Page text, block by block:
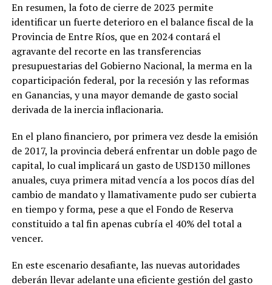
En resumen, la foto de cierre de 2023 permite
identificar un fuerte deterioro en el balance fiscal de la
Provincia de Entre Ríos, que en 2024 contará el
agravante del recorte en las transferencias
presupuestarias del Gobierno Nacional, la merma en la
coparticipación federal, por la recesión y las reformas
en Ganancias, y una mayor demande de gasto social
derivada de la inercia inflacionaria.
En el plano financiero, por primera vez desde la emisión
de 2017, la provincia deberá enfrentar un doble pago de
capital, lo cual implicará un gasto de USD130 millones
anuales, cuya primera mitad vencía a los pocos días del
cambio de mandato y llamativamente pudo ser cubierta
en tiempo y forma, pese a que el Fondo de Reserva
constituido a tal fin apenas cubría el 40% del total a
vencer.
En este escenario desafiante, las nuevas autoridades
deberán llevar adelante una eficiente gestión del gasto